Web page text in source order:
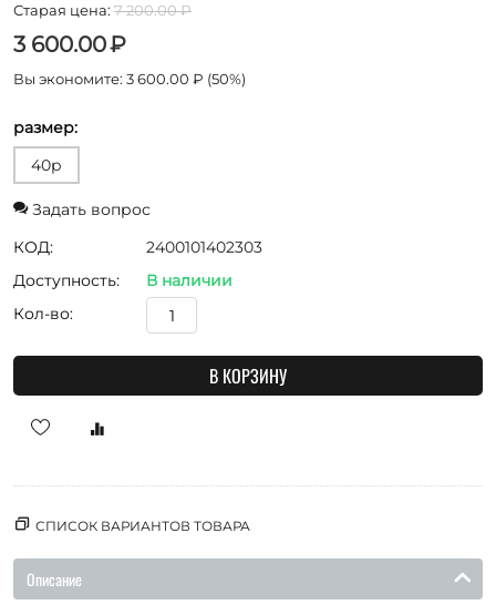
Старая цена: 7 200.00₽
3 600.00₽
Вы экономите: 3 600.00 ₽ (50%)
размер:
40р
Задать вопрос
КОД:
2400101402303
Доступность:
В наличии
Кол-во:
В КОРЗИНУ
СПИСОК ВАРИАНТОВ ТОВАРА
Описание